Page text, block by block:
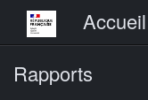
Menu principalAccueil
Rapports